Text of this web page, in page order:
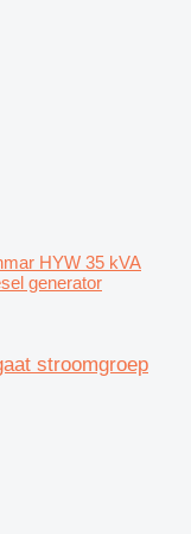
HYW 35 kVA
generator
stroomgroep